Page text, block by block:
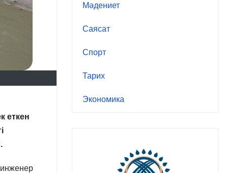
еткен
Мәдениет
Саясат
Спорт
Тарих
Экономика